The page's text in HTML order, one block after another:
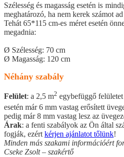
Szélesség és magasság esetén is
meghatározó, ha nem kerek számot
Tehát 65*115 cm-es méret esetén
megadnia:
Ø Szélesség: 70 cm
Ø Magasság: 120 cm
Néhány szabály
Felület: a 2,5 m2 egybefüggő
esetén már 6 mm vastag erősített
pedig már 8 mm vastag lesz az
Árak: a fenti szabályok az Ön által
fogják, ezért kérjen ajánlatot tőlünk!
Minden más szakami információért
Cseke Zsolt – szakértő